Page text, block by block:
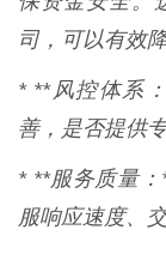
司，可以有效
* **风控体系
善，是否提供
* **服务质量
服响应速度、